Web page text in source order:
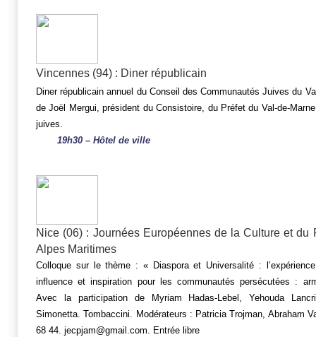
Vincennes (94) : Diner républicain
Diner républicain annuel du Conseil des Communautés Juives du
de Joël Mergui, président du Consistoire, du Préfet du Val-de-
juives.
19h30 – Hôtel de ville
Nice (06) : Journées Européennes de la Culture et du
Alpes Maritimes
Colloque sur le thème : « Diaspora et Universalité :
influence et inspiration pour les communautés persécutées :
Avec la participation de Myriam Hadas-Lebel, Yehouda
Simonetta. Tombaccini. Modérateurs : Patricia Trojman, Abraham
68 44. jecpjam@gmail.com. Entrée libre